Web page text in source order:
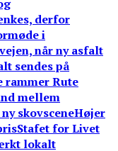
derfor
i
når ny asfalt
sendes på
rammer Rute
mellem
skovsceneHøjer
Stafet for Livet
lokalt